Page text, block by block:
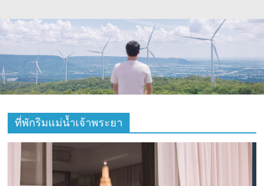
ที่
ท่อง
เที่ยว
เที่ยว
กิน
ที่พักริมแม่น้ำเจ้าพระยา